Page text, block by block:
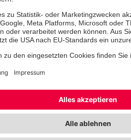
Das Wohl jedes einzelnen
Atmosphäre erleben die Kinder
wertschätzender Umgang
bildungsfördernde Umgebung,
entwickeln können. Die Kinder
Kindertageseinrichtungen
von ihrer Konfession,